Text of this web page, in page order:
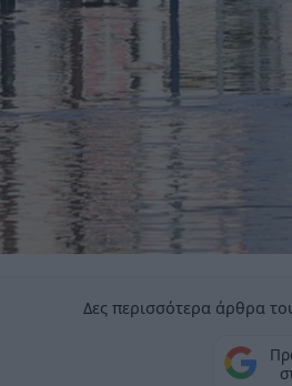
Δες περισσότερα άρθρα